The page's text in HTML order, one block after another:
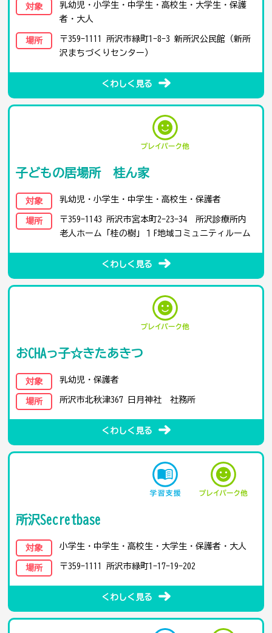
対象
乳幼児・小学生・中学生・高校生・大学生・保護
者・大人
場所
〒359-1111 所沢市緑町1-8-3 新所沢公民館（新所
沢まちづくりセンター）
くわしく見る
子どもの居場所 桂ん家
対象 乳幼児・小学生・中学生・高校生・保護者
場所
〒359-1143 所沢市宮本町2-23-34 所沢診療所内
老人ホーム「桂の樹」１F地域コミュニティルーム
くわしく見る
おCHAっ子☆きたあきつ
対象 乳幼児・保護者
場所 所沢市北秋津367 日月神社 社務所
くわしく見る
所沢Secretbase
対象 小学生・中学生・高校生・大学生・保護者・大人
場所 〒359-1111 所沢市緑町1-17-19-202
くわしく見る